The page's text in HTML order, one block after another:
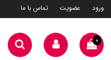
ورود عضویت تماس با ما
۰